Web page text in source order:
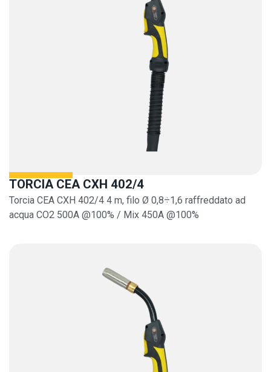
TORCIA CEA CXH 402/4
Torcia CEA CXH 402/4 4 m, filo Ø 0,8÷1,6 raffreddato ad
acqua CO2 500A @100% / Mix 450A @100%